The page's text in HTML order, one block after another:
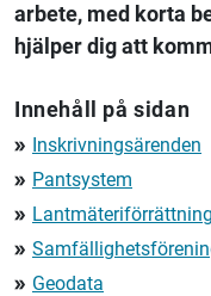
arbete, med korta
hjälper dig att
Innehåll på sidan
double_arrow Inskrivningsärenden
double_arrow Pantsystem
double_arrow
double_arrow
double_arrow Geodata